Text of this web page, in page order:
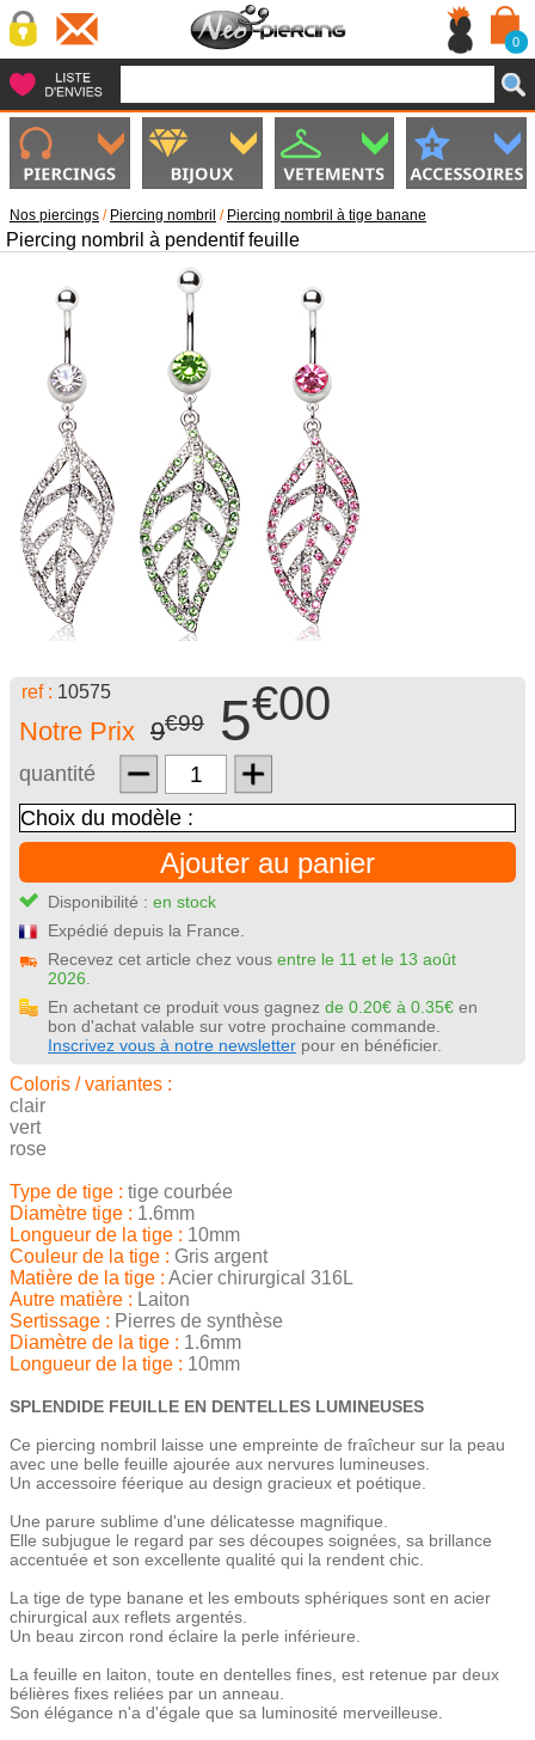
0
Nos piercings / Piercing nombril / Piercing nombril à tige banane
Piercing nombril à pendentif feuille
ref : 10575
Notre Prix 9€99 5€00
quantité
Ajouter au panier
Disponibilité : en stock
Expédié depuis la France.
Recevez cet article chez vous entre le 11 et le 13 août
2026.
En achetant ce produit vous gagnez de 0.20€ à 0.35€ en
bon d'achat valable sur votre prochaine commande.
Inscrivez vous à notre newsletter pour en bénéficier.
Coloris / variantes :
clair
vert
rose
Type de tige : tige courbée
Diamètre tige : 1.6mm
Longueur de la tige : 10mm
Couleur de la tige : Gris argent
Matière de la tige : Acier chirurgical 316L
Autre matière : Laiton
Sertissage : Pierres de synthèse
Diamètre de la tige : 1.6mm
Longueur de la tige : 10mm
SPLENDIDE FEUILLE EN DENTELLES LUMINEUSES
Ce piercing nombril laisse une empreinte de fraîcheur sur la peau
avec une belle feuille ajourée aux nervures lumineuses.
Un accessoire féerique au design gracieux et poétique.
Une parure sublime d'une délicatesse magnifique.
Elle subjugue le regard par ses découpes soignées, sa brillance
accentuée et son excellente qualité qui la rendent chic.
La tige de type banane et les embouts sphériques sont en acier
chirurgical aux reflets argentés.
Un beau zircon rond éclaire la perle inférieure.
La feuille en laiton, toute en dentelles fines, est retenue par deux
bélières fixes reliées par un anneau.
Son élégance n'a d'égale que sa luminosité merveilleuse.